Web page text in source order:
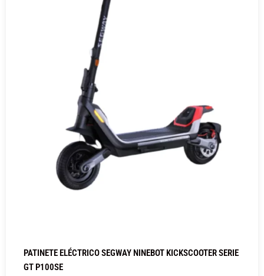
PATINETE ELÉCTRICO SEGWAY NINEBOT KICKSCOOTER SERIE
GT P100SE